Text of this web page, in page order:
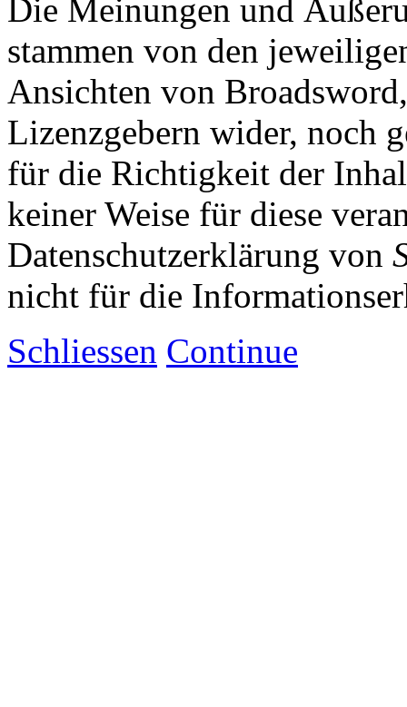
Die Meinungen und
stammen von den
Ansichten von
Lizenzgebern wider, noch
für die Richtigkeit der
keiner Weise für diese
Datenschutzerklärung von
nicht für die
Schliessen Continue